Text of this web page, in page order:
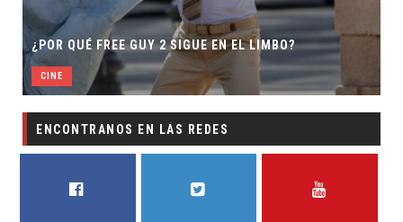
¿POR QUÉ FREE GUY 2 SIGUE EN EL LIMBO?
CINE
ENCONTRANOS EN LAS REDES